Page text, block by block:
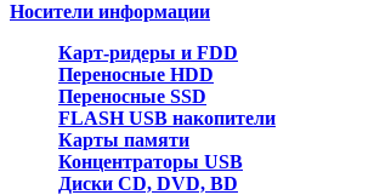
Носители информации
Карт-ридеры и FDD
Переносные HDD
Переносные SSD
FLASH USB накопители
Карты памяти
Концентраторы USB
Диски CD, DVD, BD